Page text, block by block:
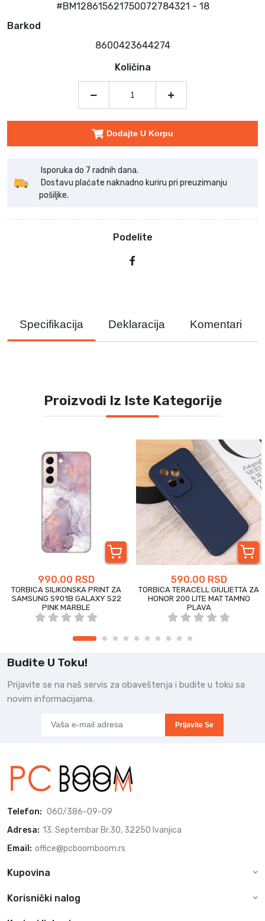
#BM128615621750072784321 - 18
Barkod
8600423644274
Količina
Dodajte U Korpu
Isporuka do 7 radnih dana.
Dostavu plaćate naknadno kuriru pri preuzimanju
pošiljke.
Podelite
Specifikacija Deklaracija Komentari
Proizvodi Iz Iste Kategorije
990.00 RSD
TORBICA SILIKONSKA PRINT ZA
SAMSUNG S901B GALAXY S22
PINK MARBLE
590.00 RSD
TORBICA TERACELL GIULIETTA ZA
HONOR 200 LITE MAT TAMNO
PLAVA
Budite U Toku!
Prijavite se na naš servis za obaveštenja i budite u toku sa
novim informacijama.
Prijavite Se
Telefon: 060/386-09-09
Adresa: 13. Septembar Br.30, 32250 Ivanjica
Email: office@pcboomboom.rs
Kupovina
Korisnički nalog